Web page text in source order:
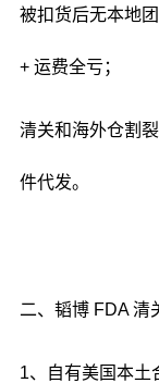
被扣货后无本地
+ 运费全亏；
清关和海外仓割
件代发。
二、韬博 FDA 清
1、自有美国本土